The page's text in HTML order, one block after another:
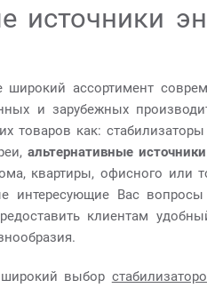
источники
ассортимент
и зарубежных
товаров как:
альтернативные
квартиры, офисного или
интересующие Вас
клиентам
выбор